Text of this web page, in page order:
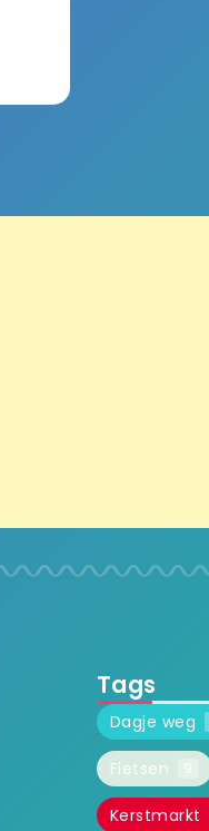
Tags
Dagje weg
Fietsen 9
Kerstmarkt